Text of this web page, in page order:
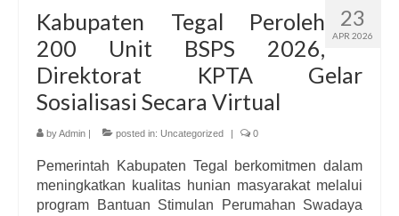
23
APR 2026
Kabupaten Tegal Peroleh
200 Unit BSPS 2026,
Direktorat KPTA Gelar
Sosialisasi Secara Virtual
byAdmin posted in: Uncategorized 0
Pemerintah Kabupaten Tegal berkomitmen dalam
meningkatkan kualitas hunian masyarakat melalui
program Bantuan Stimulan Perumahan Swadaya